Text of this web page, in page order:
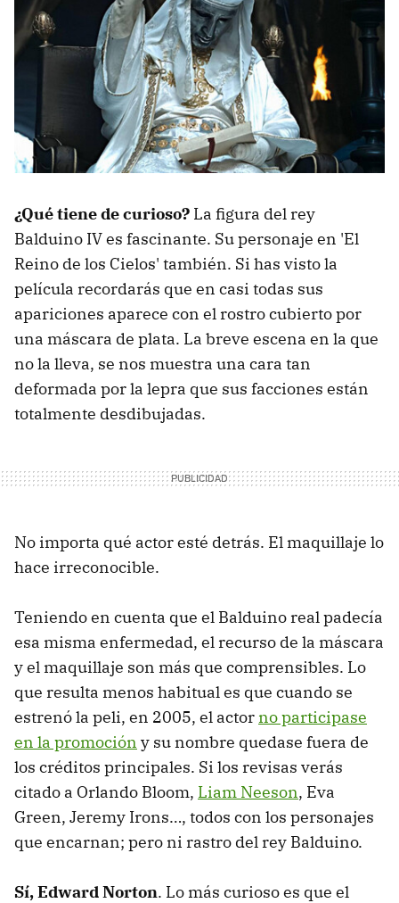
¿Qué tiene de curioso? La figura del rey
Balduino IV es fascinante. Su personaje en 'El
Reino de los Cielos' también. Si has visto la
película recordarás que en casi todas sus
apariciones aparece con el rostro cubierto por
una máscara de plata. La breve escena en la que
no la lleva, se nos muestra una cara tan
deformada por la lepra que sus facciones están
totalmente desdibujadas.
No importa qué actor esté detrás. El maquillaje lo
hace irreconocible.
Teniendo en cuenta que el Balduino real padecía
esa misma enfermedad, el recurso de la máscara
y el maquillaje son más que comprensibles. Lo
que resulta menos habitual es que cuando se
estrenó la peli, en 2005, el actorno participase
en la promoción y su nombre quedase fuera de
los créditos principales. Si los revisas verás
citado a Orlando Bloom, Liam Neeson, Eva
Green, Jeremy Irons…, todos con los personajes
que encarnan; pero ni rastro del rey Balduino.
Sí, Edward Norton. Lo más curioso es que el